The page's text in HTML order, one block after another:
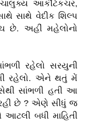
આર્કીટેકચર,
સાથે વેદીક શિલ્પ
છે. અહીં મહેલોનો
રહેલો સરયુની
રહેલો. એને થતું મેં
સાંભળી હતી આ
રહી છે ? એણે સીધું જ
બધી માહિતી